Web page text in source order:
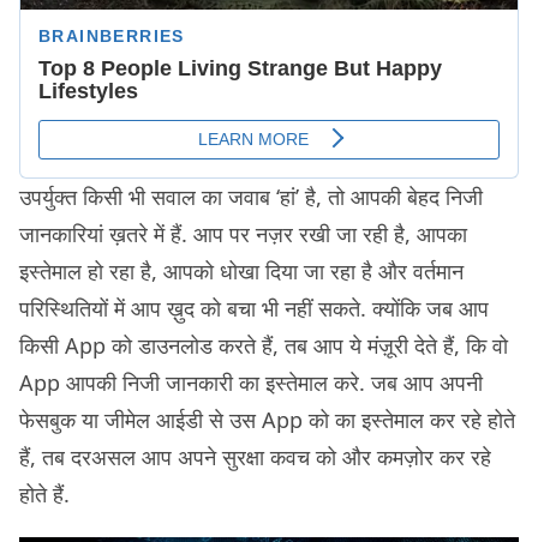
उपर्युक्त किसी भी सवाल का जवाब ‘हां’ है, तो आपकी बेहद निजी
जानकारियां ख़तरे में हैं. आप पर नज़र रखी जा रही है, आपका
इस्तेमाल हो रहा है, आपको धोखा दिया जा रहा है और वर्तमान
परिस्थितियों में आप ख़ुद को बचा भी नहीं सकते. क्योंकि जब आप
किसी App को डाउनलोड करते हैं, तब आप ये मंज़ूरी देते हैं, कि वो
App आपकी निजी जानकारी का इस्तेमाल करे. जब आप अपनी
फेसबुक या जीमेल आईडी से उस App को का इस्तेमाल कर रहे होते
हैं, तब दरअसल आप अपने सुरक्षा कवच को और कमज़ोर कर रहे
होते हैं.